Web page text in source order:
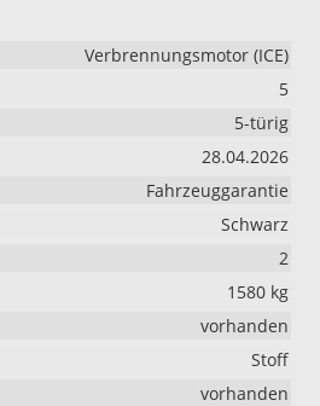
Verbrennungsmotor (ICE)
5
5-türig
28.04.2026
Fahrzeuggarantie
Schwarz
2
1580 kg
vorhanden
Stoff
vorhanden